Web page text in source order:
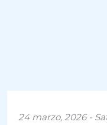
24 marzo, 2026 -